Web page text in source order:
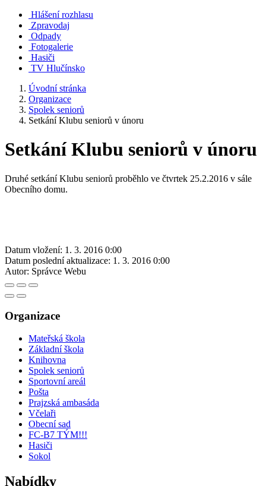
Hlášení rozhlasu
Zpravodaj
Odpady
Fotogalerie
Hasiči
TV Hlučínsko
Úvodní stránka
Organizace
Spolek seniorů
Setkání Klubu seniorů v únoru
Setkání Klubu seniorů v únoru
Druhé setkání Klubu seniorů proběhlo ve čtvrtek 25.2.2016 v sále
Obecního domu.
Datum vložení: 1. 3. 2016 0:00
Datum poslední aktualizace: 1. 3. 2016 0:00
Autor: Správce Webu
Organizace
Mateřská škola
Základní škola
Knihovna
Spolek seniorů
Sportovní areál
Pošta
Prajzská ambasáda
Včelaři
Obecní sad
FC-B7 TÝM!!!
Hasiči
Sokol
Nabídky